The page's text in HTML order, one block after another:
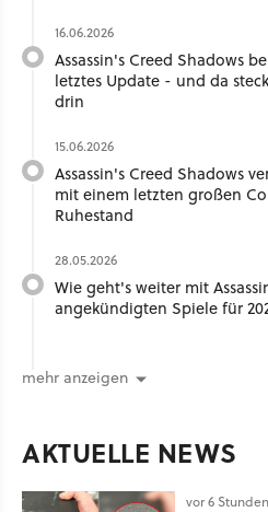
16.06.2026
Assassin's Creed Shadows
letztes Update - und da
drin
15.06.2026
Assassin's Creed Shadows
mit einem letzten großen
Ruhestand
28.05.2026
Wie geht's weiter mit
angekündigten Spiele für
mehr anzeigen
AKTUELLE NEWS
vor 6 Stunden